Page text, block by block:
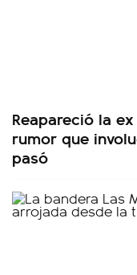
Reapareció la
rumor que
pasó